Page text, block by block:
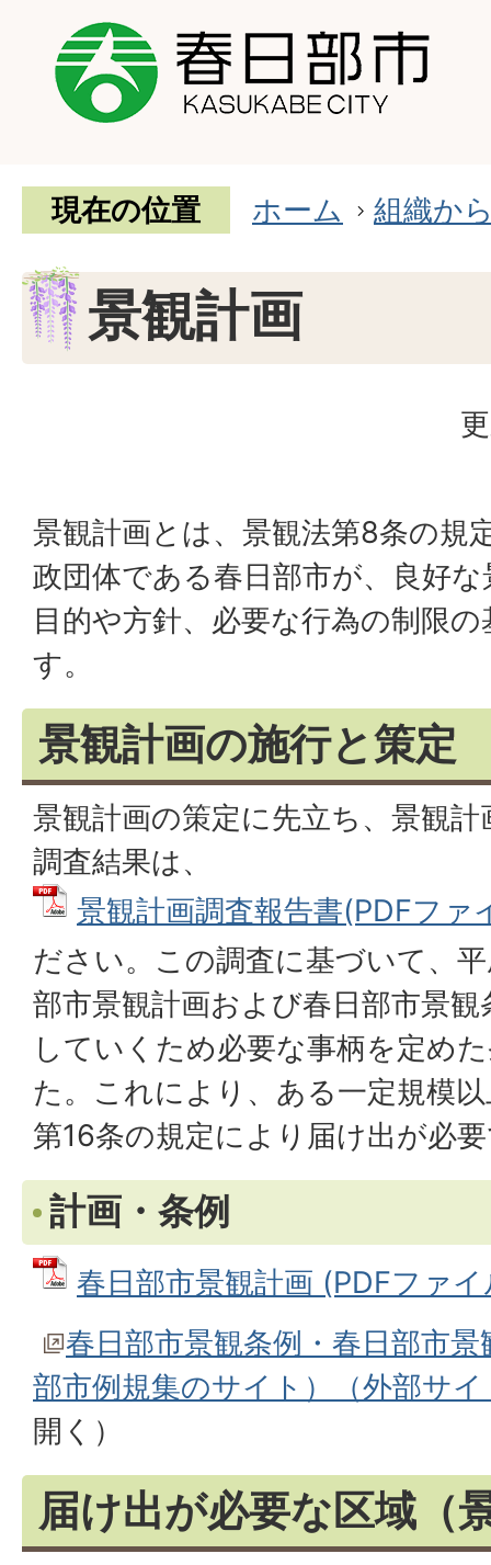
現在の位置 ホーム 組織か
景観計画
景観計画とは、景観法第8条の規
政団体である春日部市が、良好
目的や方針、必要な行為の制限
す。
景観計画の施行と策定
景観計画の策定に先立ち、景観
調査結果は、
景観計画調査報告書(PDFファ
ださい。この調査に基づいて、
部市景観計画および春日部市景
していくため必要な事柄を定め
た。これにより、ある一定規模
第16条の規定により届け出が必
計画・条例
春日部市景観計画 (PDFファ
春日部市景観条例・春日部市
部市例規集のサイト）（外部サ
開く）
届け出が必要な区域（